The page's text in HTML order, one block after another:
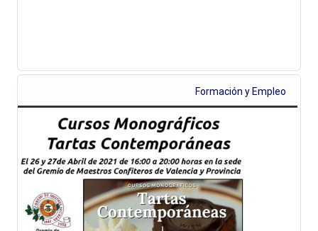
Formación y Empleo